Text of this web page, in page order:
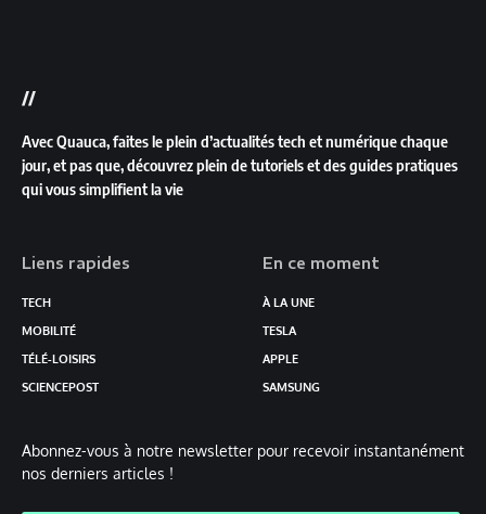
//
Avec Quauca, faites le plein d’actualités tech et numérique chaque
jour, et pas que, découvrez plein de tutoriels et des guides pratiques
qui vous simplifient la vie
Liens rapides
TECH
MOBILITÉ
TÉLÉ-LOISIRS
SCIENCEPOST
En ce moment
À LA UNE
TESLA
APPLE
SAMSUNG
Abonnez-vous à notre newsletter pour recevoir instantanément
nos derniers articles !